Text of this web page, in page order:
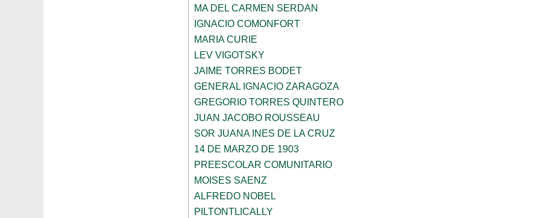
MA DEL CARMEN SERDAN
IGNACIO COMONFORT
MARIA CURIE
LEV VIGOTSKY
JAIME TORRES BODET
GENERAL IGNACIO ZARAGOZA
GREGORIO TORRES QUINTERO
JUAN JACOBO ROUSSEAU
SOR JUANA INES DE LA CRUZ
14 DE MARZO DE 1903
PREESCOLAR COMUNITARIO
MOISES SAENZ
ALFREDO NOBEL
PILTONTLICALLY